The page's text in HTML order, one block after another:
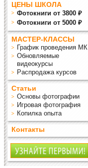
ЦЕНЫ ШКОЛА
Фотокниги от 3800 ₽
Фотокниги от 5000 ₽
МАСТЕР-КЛАССЫ
График проведения МК
Обновляемые
видеокурсы
Распродажа курсов
Статьи
Основы фотографии
Игровая фотография
Копилка опыта
Контакты